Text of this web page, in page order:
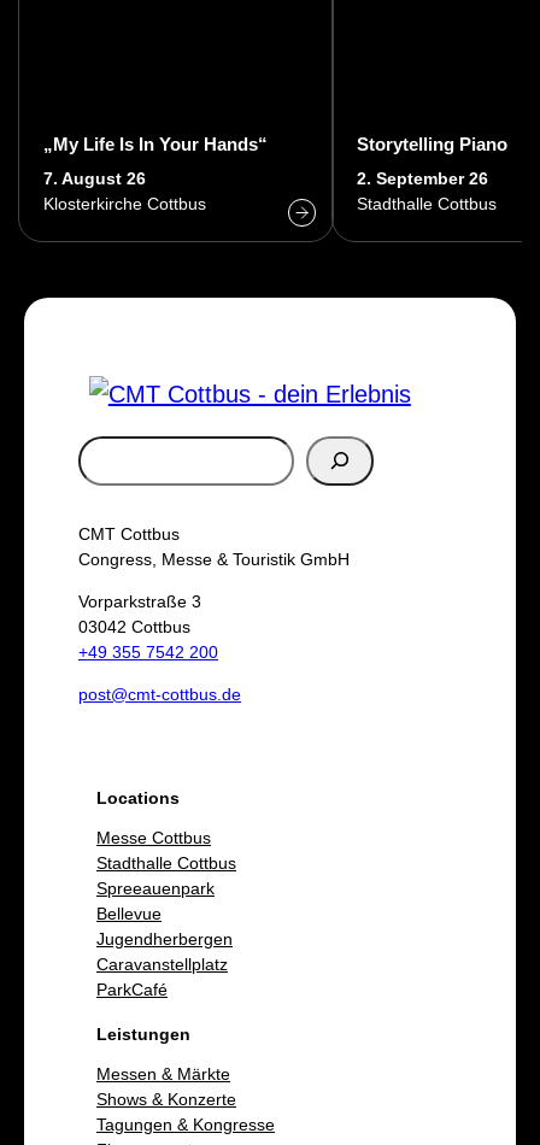
„My Life Is In Your Hands“
7. August 26
Klosterkirche Cottbus
Storytelling Piano
2. September 26
Stadthalle Cottbus
S
u
c
h
e
n
CMT Cottbus
Congress, Messe & Touristik GmbH
Vorparkstraße 3
03042 Cottbus
+49 355 7542 200
post@cmt-cottbus.de
Locations
Messe Cottbus
Stadthalle Cottbus
Spreeauenpark
Bellevue
Jugendherbergen
Caravanstellplatz
ParkCafé
Leistungen
Messen & Märkte
Shows & Konzerte
Tagungen & Kongresse